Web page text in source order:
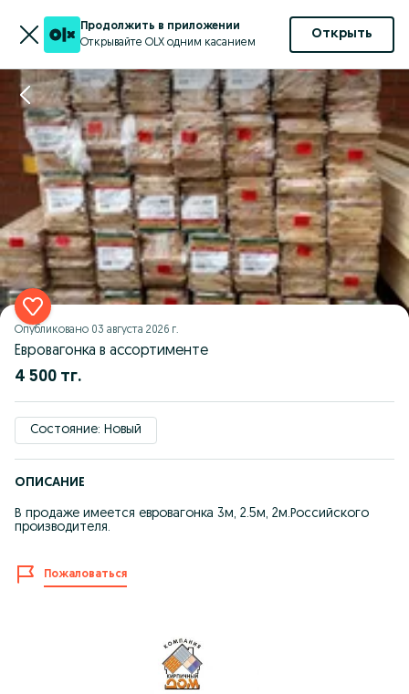
Продолжить в приложении
Открывайте OLX одним касанием
Открыть
Опубликовано 03 августа 2026 г.
Евровагонка в ассортименте
4 500 тг.
Состояние: Новый
ОПИСАНИЕ
В продаже имеется евровагонка 3м, 2.5м, 2м.Российского
производителя.
Пожаловаться